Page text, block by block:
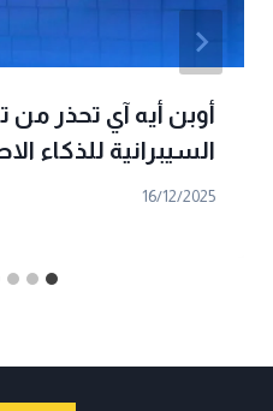
أوبن أيه آي تحذر من
السيبرانية للذكاء
16/12/2025